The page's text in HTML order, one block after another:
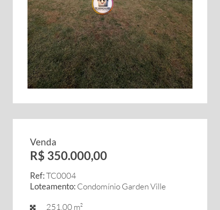
Venda
R$ 350.000,00
Ref:TC0004
Loteamento: Condomínio Garden Ville
251,00 m²